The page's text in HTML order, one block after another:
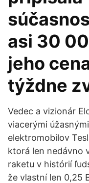
asi 30
jeho
týždne
Vedec a vizionár
viacerými
elektromobilov
ktorá len nedávno
raketu v histórií
že vlastní len 0,25